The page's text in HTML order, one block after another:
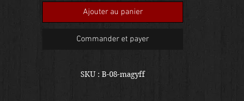
Ajouter au panier
Commander et payer
SKU : B-08-magyff